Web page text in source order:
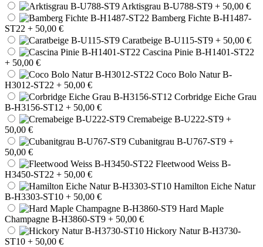
Arktisgrau B-U788-ST9 + 50,00 €
Bamberg Fichte B-H1487-
ST22 + 50,00 €
Caratbeige B-U115-ST9 + 50,00 €
Cascina Pinie B-H1401-ST22
+ 50,00 €
Coco Bolo Natur B-
H3012-ST22 + 50,00 €
Corbridge Eiche Grau
B-H3156-ST12 + 50,00 €
Cremabeige B-U222-ST9 +
50,00 €
Cubanitgrau B-U767-ST9 +
50,00 €
Fleetwood Weiss B-
H3450-ST22 + 50,00 €
Hamilton Eiche Natur
B-H3303-ST10 + 50,00 €
Hard Maple
Champagne B-H3860-ST9 + 50,00 €
Hickory Natur B-H3730-
ST10 + 50,00 €